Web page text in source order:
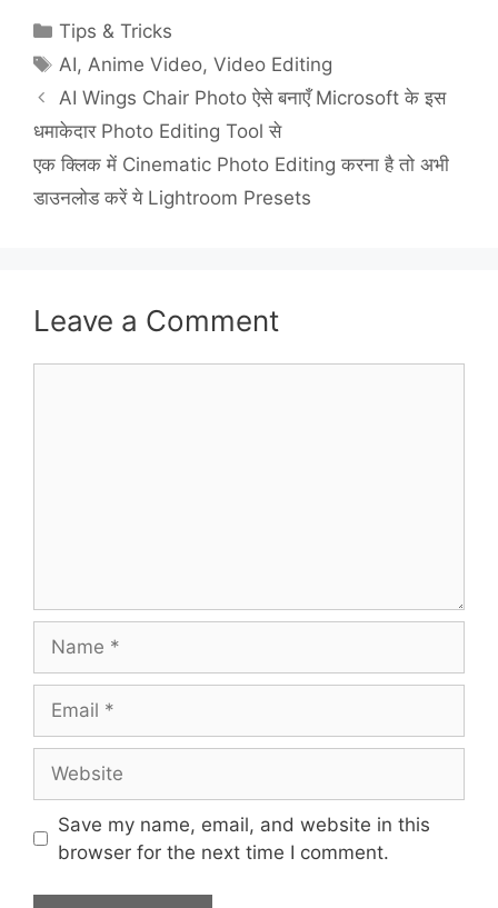
Categories
Tips & Tricks
Tags
AI, Anime Video,Video Editing
AI Wings Chair Photo ऐसे बनाएँ Microsoft के इस
धमाकेदार Photo Editing Tool से
एक क्लिक में Cinematic Photo Editing करना है तो अभी
डाउनलोड करें ये Lightroom Presets
Leave a Comment
Save my name, email, and website in this
browser for the next time I comment.